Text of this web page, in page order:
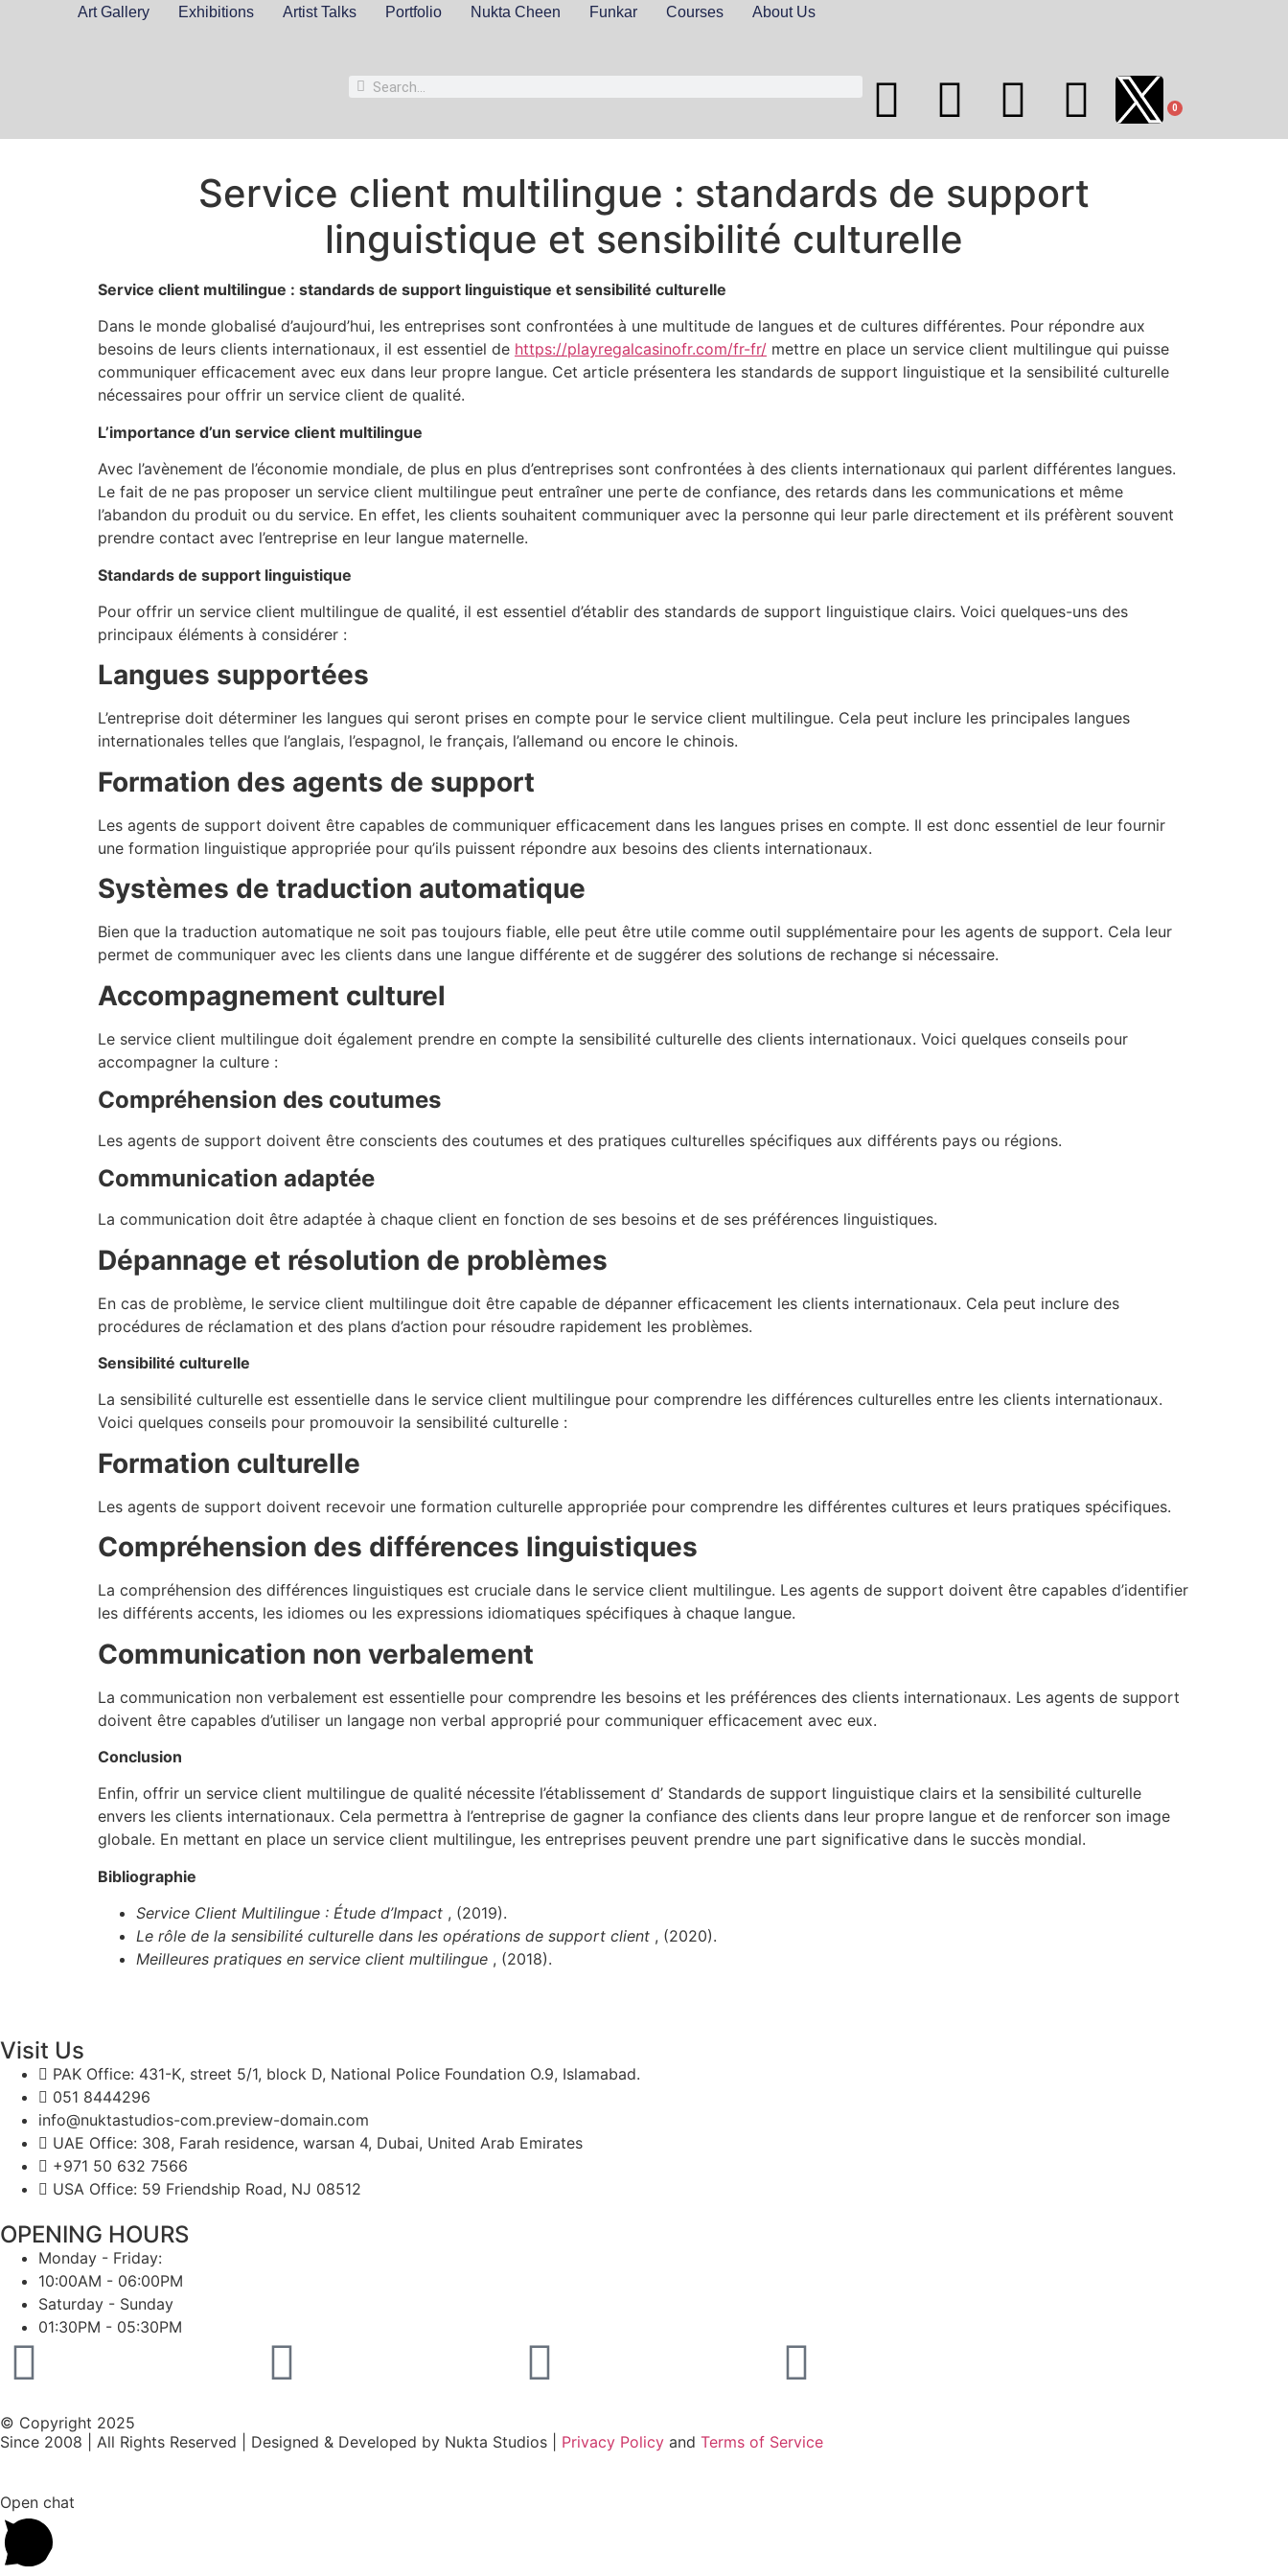
Art Gallery Exhibitions Artist Talks Portfolio Nukta Cheen Funkar Courses About Us
0
Service client multilingue : standards de support
linguistique et sensibilité culturelle
Service client multilingue : standards de support linguistique et sensibilité culturelle
Dans le monde globalisé d’aujourd’hui, les entreprises sont confrontées à une multitude de langues et de cultures différentes. Pour répondre aux
besoins de leurs clients internationaux, il est essentiel de https://playregalcasinofr.com/fr-fr/ mettre en place un service client multilingue qui puisse
communiquer efficacement avec eux dans leur propre langue. Cet article présentera les standards de support linguistique et la sensibilité culturelle
nécessaires pour offrir un service client de qualité.
L’importance d’un service client multilingue
Avec l’avènement de l’économie mondiale, de plus en plus d’entreprises sont confrontées à des clients internationaux qui parlent différentes langues.
Le fait de ne pas proposer un service client multilingue peut entraîner une perte de confiance, des retards dans les communications et même
l’abandon du produit ou du service. En effet, les clients souhaitent communiquer avec la personne qui leur parle directement et ils préfèrent souvent
prendre contact avec l’entreprise en leur langue maternelle.
Standards de support linguistique
Pour offrir un service client multilingue de qualité, il est essentiel d’établir des standards de support linguistique clairs. Voici quelques-uns des
principaux éléments à considérer :
Langues supportées
L’entreprise doit déterminer les langues qui seront prises en compte pour le service client multilingue. Cela peut inclure les principales langues
internationales telles que l’anglais, l’espagnol, le français, l’allemand ou encore le chinois.
Formation des agents de support
Les agents de support doivent être capables de communiquer efficacement dans les langues prises en compte. Il est donc essentiel de leur fournir
une formation linguistique appropriée pour qu’ils puissent répondre aux besoins des clients internationaux.
Systèmes de traduction automatique
Bien que la traduction automatique ne soit pas toujours fiable, elle peut être utile comme outil supplémentaire pour les agents de support. Cela leur
permet de communiquer avec les clients dans une langue différente et de suggérer des solutions de rechange si nécessaire.
Accompagnement culturel
Le service client multilingue doit également prendre en compte la sensibilité culturelle des clients internationaux. Voici quelques conseils pour
accompagner la culture :
Compréhension des coutumes
Les agents de support doivent être conscients des coutumes et des pratiques culturelles spécifiques aux différents pays ou régions.
Communication adaptée
La communication doit être adaptée à chaque client en fonction de ses besoins et de ses préférences linguistiques.
Dépannage et résolution de problèmes
En cas de problème, le service client multilingue doit être capable de dépanner efficacement les clients internationaux. Cela peut inclure des
procédures de réclamation et des plans d’action pour résoudre rapidement les problèmes.
Sensibilité culturelle
La sensibilité culturelle est essentielle dans le service client multilingue pour comprendre les différences culturelles entre les clients internationaux.
Voici quelques conseils pour promouvoir la sensibilité culturelle :
Formation culturelle
Les agents de support doivent recevoir une formation culturelle appropriée pour comprendre les différentes cultures et leurs pratiques spécifiques.
Compréhension des différences linguistiques
La compréhension des différences linguistiques est cruciale dans le service client multilingue. Les agents de support doivent être capables d’identifier
les différents accents, les idiomes ou les expressions idiomatiques spécifiques à chaque langue.
Communication non verbalement
La communication non verbalement est essentielle pour comprendre les besoins et les préférences des clients internationaux. Les agents de support
doivent être capables d’utiliser un langage non verbal approprié pour communiquer efficacement avec eux.
Conclusion
Enfin, offrir un service client multilingue de qualité nécessite l’établissement d’ Standards de support linguistique clairs et la sensibilité culturelle
envers les clients internationaux. Cela permettra à l’entreprise de gagner la confiance des clients dans leur propre langue et de renforcer son image
globale. En mettant en place un service client multilingue, les entreprises peuvent prendre une part significative dans le succès mondial.
Bibliographie
Service Client Multilingue : Étude d’Impact , (2019).
Le rôle de la sensibilité culturelle dans les opérations de support client , (2020).
Meilleures pratiques en service client multilingue , (2018).
Visit Us
PAK Office: 431-K, street 5/1, block D, National Police Foundation O.9, Islamabad.
051 8444296
info@nuktastudios-com.preview-domain.com
UAE Office: 308, Farah residence, warsan 4, Dubai, United Arab Emirates
+971 50 632 7566
USA Office: 59 Friendship Road, NJ 08512
OPENING HOURS
Monday - Friday:
10:00AM - 06:00PM
Saturday - Sunday
01:30PM - 05:30PM
© Copyright 2025
Since 2008 | All Rights Reserved | Designed & Developed by Nukta Studios | Privacy Policy and Terms of Service
Open chat